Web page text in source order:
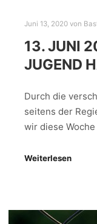
Juni 13, 2020 von
13. JUNI
JUGEND
Durch die
seitens der
wir diese
Weiterlesen